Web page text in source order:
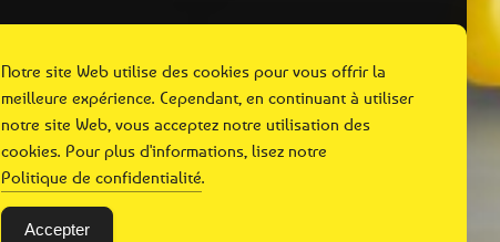
Notre site Web utilise des cookies pour vous offrir la
meilleure expérience. Cependant, en continuant à utiliser
notre site Web, vous acceptez notre utilisation des
cookies. Pour plus d'informations, lisez notre
Politique de confidentialité.
Accepter